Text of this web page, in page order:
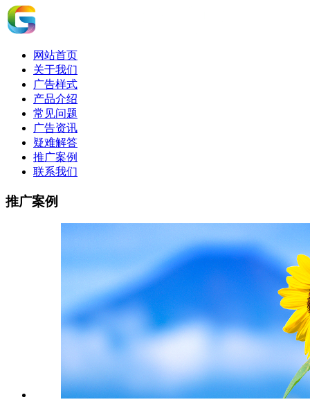
网站首页
关于我们
广告样式
产品介绍
常见问题
广告资讯
疑难解答
推广案例
联系我们
推广案例
推广案例|谷歌营销策略|谷歌